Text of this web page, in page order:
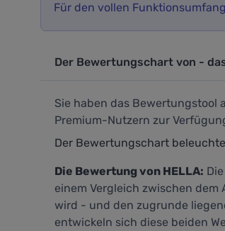
Für den vollen Funktionsumfang
Der
Sie haben das Bewertungstool
Premium-Nutzern zur
Der Bewertungschart
Die Bewertung von HELLA:
einem Vergleich zwischen dem
wird - und den zugrunde
entwickeln sich diese beiden